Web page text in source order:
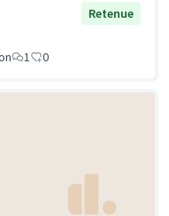
Retenue
1 0